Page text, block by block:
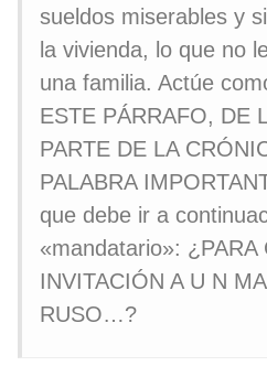
sueldos miserables y
la vivienda, lo que no
una familia. Actúe
ESTE PÁRRAFO, DE
PARTE DE LA
PALABRA
que debe ir a
«mandatario»: ¿PARA
INVITACIÓN A U N
RUSO…?